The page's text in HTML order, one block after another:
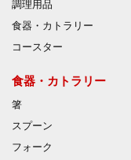
調理用品
食器・カトラリー
コースター
食器・カトラリー
箸
スプーン
フォーク